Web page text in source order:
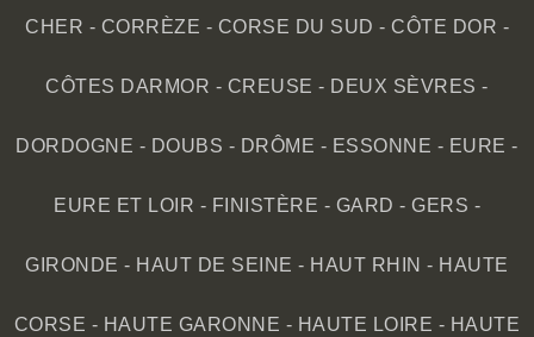
CHER - CORRÈZE - CORSE DU SUD - CÔTE DOR -
CÔTES DARMOR - CREUSE - DEUX SÈVRES -
DORDOGNE - DOUBS - DRÔME - ESSONNE - EURE -
EURE ET LOIR - FINISTÈRE - GARD - GERS -
GIRONDE - HAUT DE SEINE - HAUT RHIN - HAUTE
CORSE - HAUTE GARONNE - HAUTE LOIRE - HAUTE